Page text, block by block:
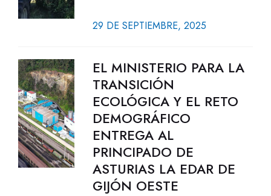
29 DE SEPTIEMBRE, 2025
EL MINISTERIO PARA LA
TRANSICIÓN
ECOLÓGICA Y EL RETO
DEMOGRÁFICO
ENTREGA AL
PRINCIPADO DE
ASTURIAS LA EDAR DE
GIJÓN OESTE